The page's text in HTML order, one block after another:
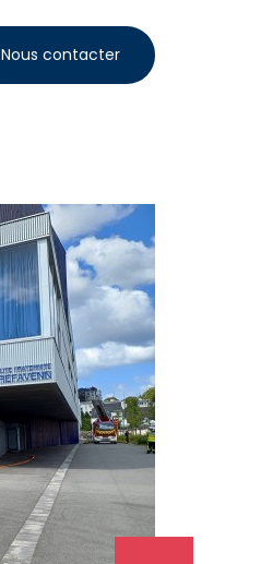
Nous contacter